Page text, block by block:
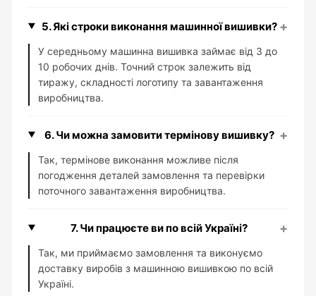
5. Які строки виконання машинної вишивки? +
У середньому машинна вишивка займає від 3 до
10 робочих днів. Точний строк залежить від
тиражу, складності логотипу та завантаження
виробництва.
6. Чи можна замовити термінову вишивку? +
Так, термінове виконання можливе після
погодження деталей замовлення та перевірки
поточного завантаження виробництва.
7. Чи працюєте ви по всій Україні? +
Так, ми приймаємо замовлення та виконуємо
доставку виробів з машинною вишивкою по всій
Україні.